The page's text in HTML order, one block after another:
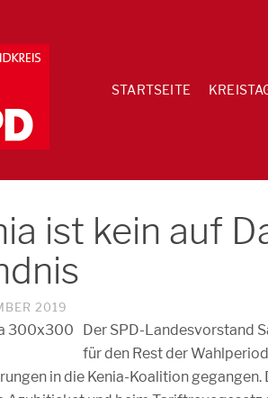
STARTSEITE
ist kein auf
2019
Der SPD-Landesvorstand
für den Rest der
in die Kenia-Koalition